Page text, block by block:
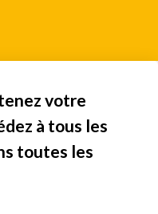
votre
à tous les
toutes les